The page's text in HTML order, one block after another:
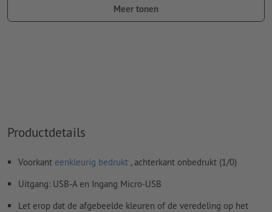
naam van de staal: "Laser"Meer tonen
Productdetails
Voorkant eenkleurig bedrukt , achterkant onbedrukt (1/0)
Uitgang: USB-A en Ingang Micro-USB
Let erop dat de afgebeelde kleuren of de veredeling op het